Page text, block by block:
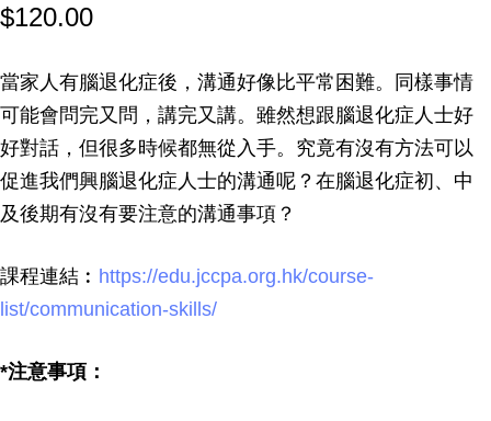
$120.00
當家人有腦退化症後，溝通好像比平常困難。同樣事情
可能會問完又問，講完又講。雖然想跟腦退化症人士好
好對話，但很多時候都無從入手。究竟有沒有方法可以
促進我們興腦退化症人士的溝通呢？在腦退化症初、中
及後期有沒有要注意的溝通事項？
課程連結︰ https://edu.jccpa.org.hk/course-
list/communication-skills/
*注意事項：